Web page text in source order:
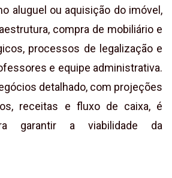
aluguel ou aquisição do imóvel,
compra de mobiliário e
processos de legalização e
e equipe administrativa.
detalhado, com projeções
receitas e fluxo de caixa, é
garantir a viabilidade da